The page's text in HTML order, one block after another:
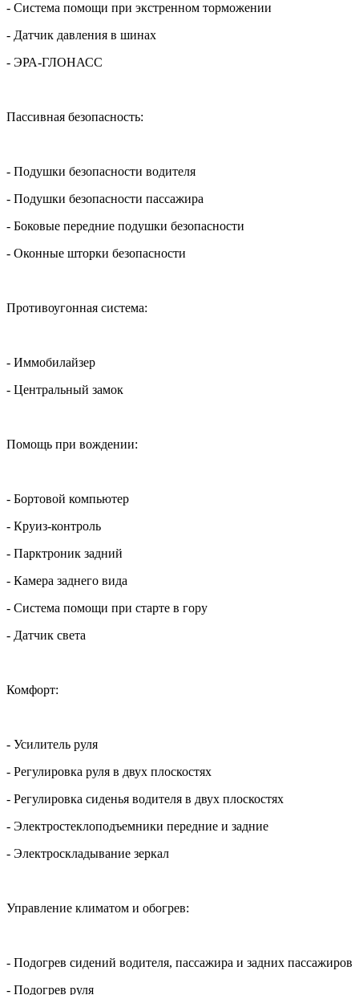
- Система помощи при экстренном торможении
- Датчик давления в шинах
- ЭРА-ГЛОНАСС
Пассивная безопасность:
- Подушки безопасности водителя
- Подушки безопасности пассажира
- Боковые передние подушки безопасности
- Оконные шторки безопасности
Противоугонная система:
- Иммобилайзер
- Центральный замок
Помощь при вождении:
- Бортовой компьютер
- Круиз-контроль
- Парктроник задний
- Камера заднего вида
- Система помощи при старте в гору
- Датчик света
Комфорт:
- Усилитель руля
- Регулировка руля в двух плоскостях
- Регулировка сиденья водителя в двух плоскостях
- Электростеклоподъемники передние и задние
- Электроскладывание зеркал
Управление климатом и обогрев:
- Подогрев сидений водителя, пассажира и задних пассажиров
- Подогрев руля